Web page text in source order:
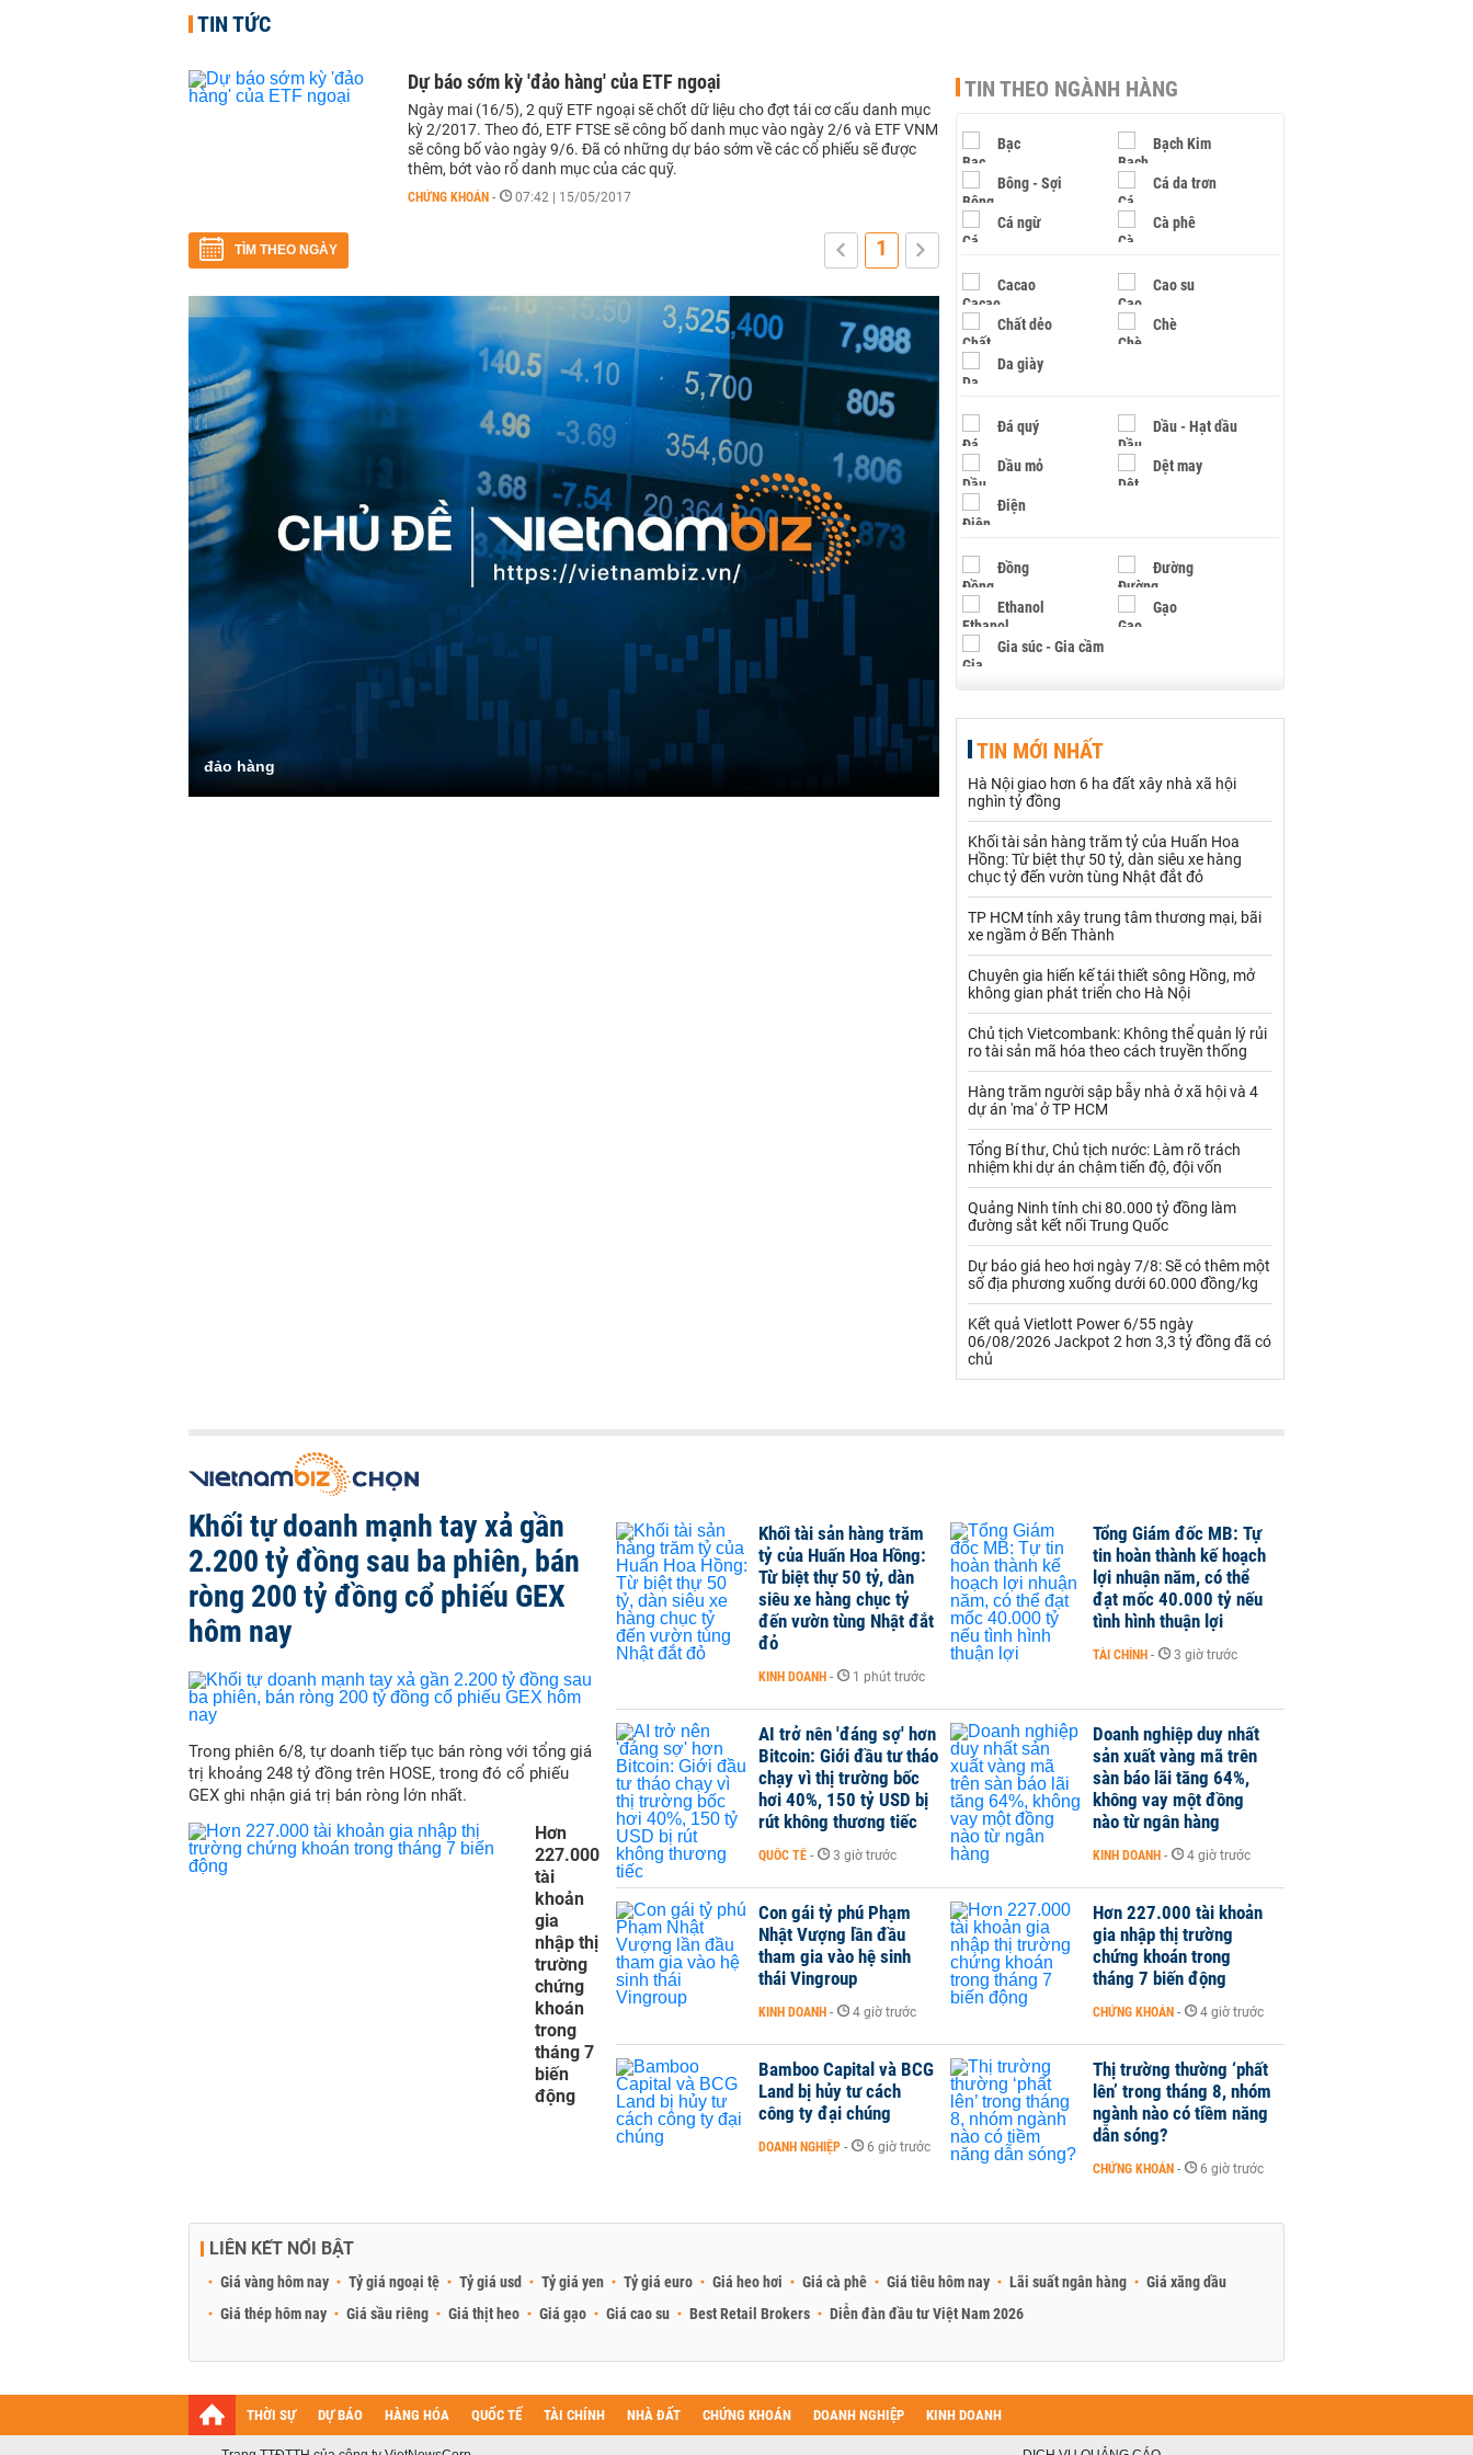
TIN TỨC
Dự báo sớm kỳ 'đảo hàng' của ETF ngoại
Ngày mai (16/5), 2 quỹ ETF ngoại sẽ chốt dữ liệu cho đợt tái cơ cấu danh mục
kỳ 2/2017. Theo đó, ETF FTSE sẽ công bố danh mục vào ngày 2/6 và ETF VNM
sẽ công bố vào ngày 9/6. Đã có những dự báo sớm về các cổ phiếu sẽ được
thêm, bớt vào rổ danh mục của các quỹ.
CHỨNG KHOÁN - 07:42 | 15/05/2017
TÌM THEO NGÀY 1
đảo hàng
TIN THEO NGÀNH HÀNG
Bạc Bạch Kim
Bông - Sợi Cá da trơn
Cá ngừ Cà phê
Cacao Cao su
Chất dẻo Chè
Da giày
Đá quý Dầu - Hạt dầu
Dầu mỏ Dệt may
Điện
Đồng Đường
Ethanol Gạo
Gia súc - Gia cầm
Hạt điều
Khí đốt
Kim loại khác Mắc ca
Muối
Nhựa - Hạt nhựa
Palladium Phân bón
Rau - Củ -Quả Sắt thép
Sữa
Than Thức ăn chăn nuôi
Thủy hải sản khác Tôm
Vàng
VLXD khác Xăng dầu
Xi măng - Clynker
TIN MỚI NHẤT
Hà Nội giao hơn 6 ha đất xây nhà xã hội
nghìn tỷ đồng
Khối tài sản hàng trăm tỷ của Huấn Hoa
Hồng: Từ biệt thự 50 tỷ, dàn siêu xe hàng
chục tỷ đến vườn tùng Nhật đắt đỏ
TP HCM tính xây trung tâm thương mại, bãi
xe ngầm ở Bến Thành
Chuyên gia hiến kế tái thiết sông Hồng, mở
không gian phát triển cho Hà Nội
Chủ tịch Vietcombank: Không thể quản lý rủi
ro tài sản mã hóa theo cách truyền thống
Hàng trăm người sập bẫy nhà ở xã hội và 4
dự án 'ma' ở TP HCM
Tổng Bí thư, Chủ tịch nước: Làm rõ trách
nhiệm khi dự án chậm tiến độ, đội vốn
Quảng Ninh tính chi 80.000 tỷ đồng làm
đường sắt kết nối Trung Quốc
Dự báo giá heo hơi ngày 7/8: Sẽ có thêm một
số địa phương xuống dưới 60.000 đồng/kg
Kết quả Vietlott Power 6/55 ngày
06/08/2026 Jackpot 2 hơn 3,3 tỷ đồng đã có
chủ
Khối tự doanh mạnh tay xả gần
2.200 tỷ đồng sau ba phiên, bán
ròng 200 tỷ đồng cổ phiếu GEX
hôm nay
Trong phiên 6/8, tự doanh tiếp tục bán ròng với tổng giá
trị khoảng 248 tỷ đồng trên HOSE, trong đó cổ phiếu
GEX ghi nhận giá trị bán ròng lớn nhất.
Hơn
227.000
tài
khoản
gia
nhập thị
trường
chứng
khoán
trong
tháng 7
biến
động
Khối tài sản hàng trăm
tỷ của Huấn Hoa Hồng:
Từ biệt thự 50 tỷ, dàn
siêu xe hàng chục tỷ
đến vườn tùng Nhật đắt
đỏ
KINH DOANH - 1 phút trước
Tổng Giám đốc MB: Tự
tin hoàn thành kế hoạch
lợi nhuận năm, có thể
đạt mốc 40.000 tỷ nếu
tình hình thuận lợi
TÀI CHÍNH - 3 giờ trước
AI trở nên 'đáng sợ' hơn
Bitcoin: Giới đầu tư tháo
chạy vì thị trường bốc
hơi 40%, 150 tỷ USD bị
rút không thương tiếc
QUỐC TẾ - 3 giờ trước
Doanh nghiệp duy nhất
sản xuất vàng mã trên
sàn báo lãi tăng 64%,
không vay một đồng
nào từ ngân hàng
KINH DOANH - 4 giờ trước
Con gái tỷ phú Phạm
Nhật Vượng lần đầu
tham gia vào hệ sinh
thái Vingroup
KINH DOANH - 4 giờ trước
Hơn 227.000 tài khoản
gia nhập thị trường
chứng khoán trong
tháng 7 biến động
CHỨNG KHOÁN - 4 giờ trước
Bamboo Capital và BCG
Land bị hủy tư cách
công ty đại chúng
DOANH NGHIỆP - 6 giờ trước
Thị trường thường ‘phất
lên’ trong tháng 8, nhóm
ngành nào có tiềm năng
dẫn sóng?
CHỨNG KHOÁN - 6 giờ trước
LIÊN KẾT NỔI BẬT
Giá vàng hôm nay Tỷ giá ngoại tệ Tỷ giá usd Tỷ giá yen Tỷ giá euro Giá heo hơi Giá cà phê Giá tiêu hôm nay Lãi suất ngân hàng
Giá xăng dầu
Giá thép hôm nay
Giá sầu riêng Giá thịt heo Giá gạo Giá cao su Best Retail Brokers Diễn đàn đầu tư Việt Nam 2026
THỜI SỰ DỰ BÁO HÀNG HÓA QUỐC TẾ TÀI CHÍNH NHÀ ĐẤT CHỨNG KHOÁN DOANH NGHIỆP KINH DOANH